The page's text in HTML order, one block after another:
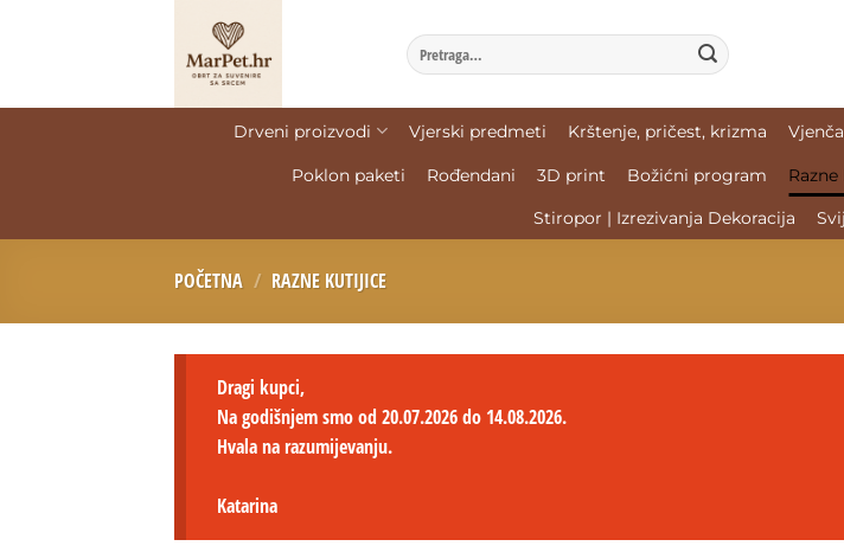
Drveni proizvodi Vjerski predmeti Krštenje, pričest, krizma
Poklon paketi Rođendani 3D print Božićni program
Stiropor | Izrezivanja Dekoracija
POČETNA / RAZNE KUTIJICE
Dragi kupci,
Na godišnjem smo od 20.07.2026 do 14.08.2026.
Hvala na razumijevanju.
Katarina